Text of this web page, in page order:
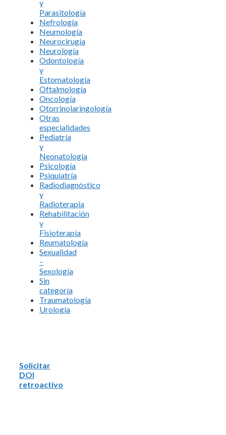
y
Parasitología
Nefrología
Neumología
Neurocirugía
Neurología
Odontología
y
Estomatología
Oftalmología
Oncología
Otorrinolaringología
Otras
especialidades
Pediatría
y
Neonatología
Psicología
Psiquiatría
Radiodiagnóstico
y
Radioterapia
Rehabilitación
y
Fisioterapia
Reumatología
Sexualidad
–
Sexología
Sin
categoría
Traumatología
Urología
Solicitar
DOI
retroactivo